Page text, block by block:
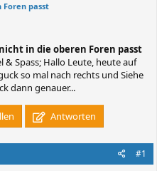
Foren passt
in die oberen Foren passt
& Spass; Hallo Leute, heute auf
so mal nach rechts und Siehe
dann genauer...
Antworten
#1